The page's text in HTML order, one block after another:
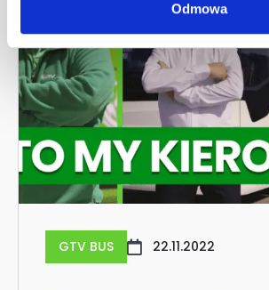
Odmowa
GTV BUS 22.11.2022